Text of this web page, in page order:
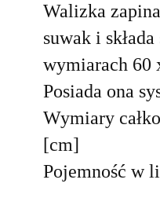
Walizka
suwak i
wymiarach 60
Posiada ona
Wymiary
[cm]
Pojemność w